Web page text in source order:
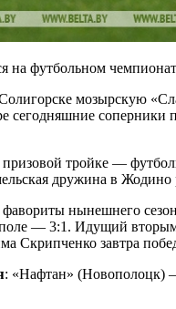
на футбольном
мозырскую
сегодняшние
призовой тройке —
дружина в
фавориты нынешнего
— 3:1. Идущий
Скрипченко завтра
: «Нафтан» (Новополоцк)